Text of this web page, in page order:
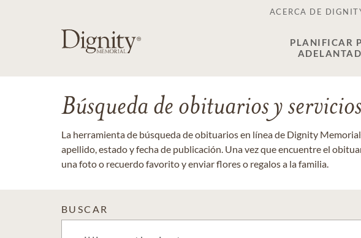
ACERCA DE
PLANIFICAR
Búsqueda de obituarios y
La herramienta de búsqueda de obituarios en línea de Dignity
apellido, estado y fecha de publicación. Una vez que encuentre el
una foto o recuerdo favorito y enviar flores o regalos a la familia.
BUSCAR